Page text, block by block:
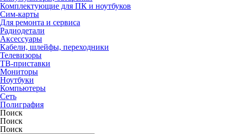
Комплектующие для ПК и ноутбуков
Сим-карты
Для ремонта и сервиса
Радиодетали
Аксессуары
Кабели, шлейфы, переходники
Телевизоры
ТВ-приставки
Мониторы
Ноутбуки
Компьютеры
Сеть
Полиграфия
Поиск
Поиск
Поиск